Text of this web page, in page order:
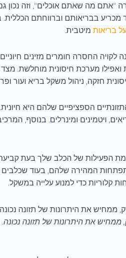
מה שאתם אוכלים", וזה נכון גם
בבריאותם וברווחתם הכללית.
בריאות מיטבית.
החסרה חומרים מזינים חיוניים
ואפילו מערכת חיסונית מוחלשת. מצד
חזקה, ניהול משקל בריא ועור
הספציפיים שלהם היא
ויטמינים ומינרלים. בנוסף,
הפעילות של הכלב שלך בעת
המהירה שלהם, בעוד שכלבים
קלוריות כדי למנוע עלייה במשקל.